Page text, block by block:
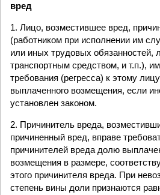
вред
1. Лицо, возместившее вред,
(работником при исполнении им
или иных трудовых
транспортным средством, и т.п.),
требования (регресса) к этому
выплаченного возмещения, если
установлен законом.
2. Причинитель вреда,
причиненный вред, вправе
причинителей вреда долю
возмещения в размере,
этого причинителя вреда. При
степень вины доли признаются